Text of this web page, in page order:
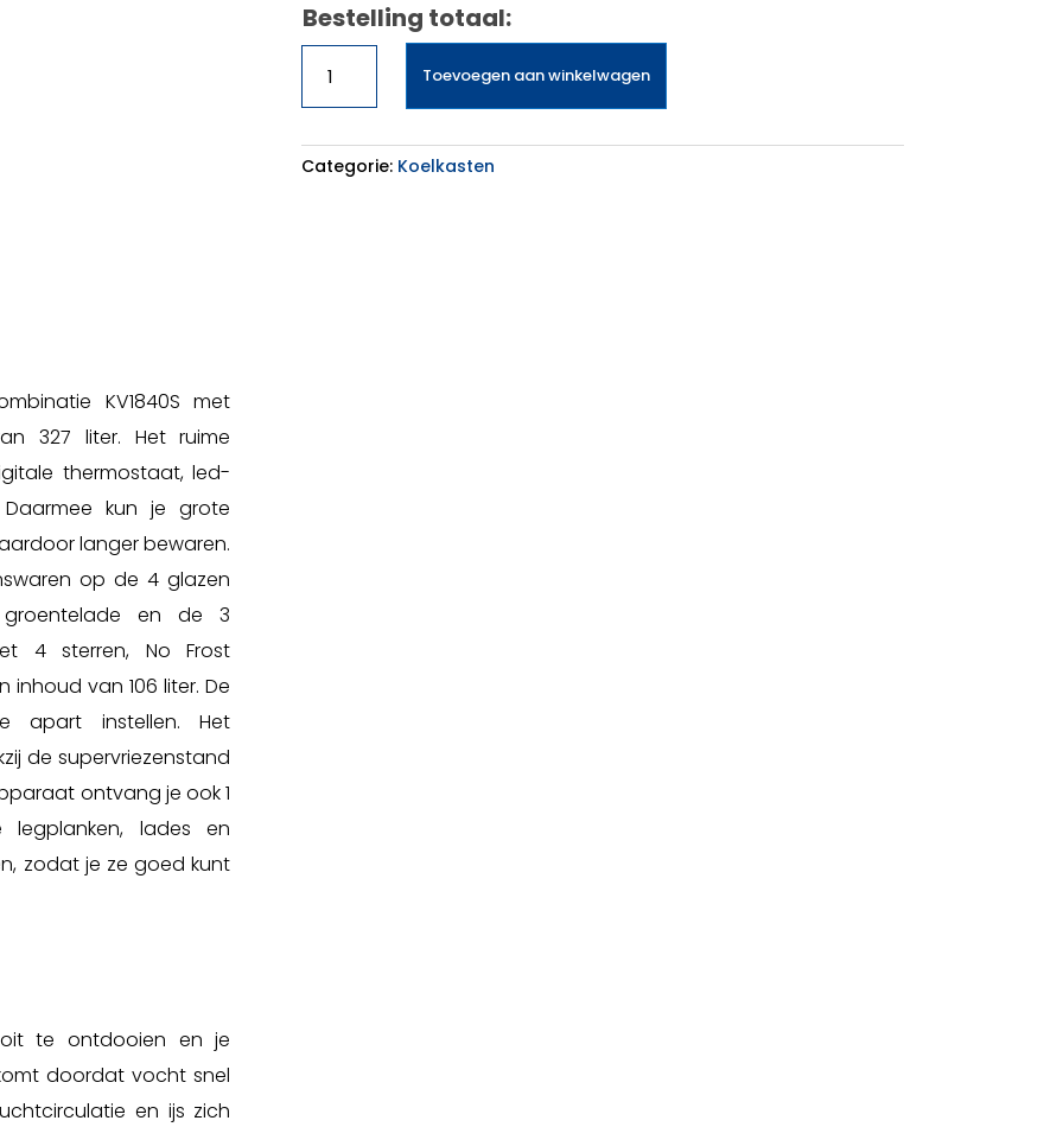
Bestelling totaal:
KV1840S
aantal
Toevoegen aan winkelwagen
Categorie: Koelkasten
KV1840S met
327 liter. Het ruime
thermostaat, led-
kun je grote
langer bewaren.
op de 4 glazen
en de 3
4 sterren, No Frost
van 106 liter. De
apart instellen. Het
de supervriezenstand
ontvang je ook 1
legplanken, lades en
zodat je ze goed kunt
te ontdooien en je
doordat vocht snel
en ijs zich